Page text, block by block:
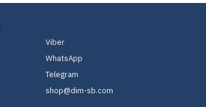
Viber
WhatsApp
Telegram
shop@dim-sb.com